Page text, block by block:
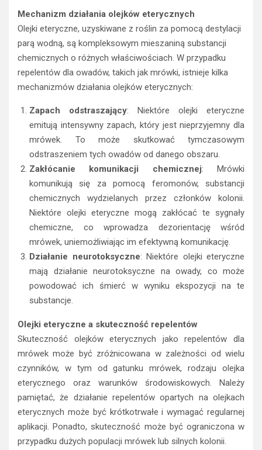
Mechanizm działania olejków eterycznych
Olejki eteryczne, uzyskiwane z roślin za pomocą destylacji
parą wodną, są kompleksowym mieszaniną substancji
chemicznych o różnych właściwościach. W przypadku
repelentów dla owadów, takich jak mrówki, istnieje kilka
mechanizmów działania olejków eterycznych:
Zapach odstraszający: Niektóre olejki eteryczne
emitują intensywny zapach, który jest nieprzyjemny dla
mrówek. To może skutkować tymczasowym
odstraszeniem tych owadów od danego obszaru.
Zakłócanie komunikacji chemicznej: Mrówki
komunikują się za pomocą feromonów, substancji
chemicznych wydzielanych przez członków kolonii.
Niektóre olejki eteryczne mogą zakłócać te sygnały
chemiczne, co wprowadza dezorientację wśród
mrówek, uniemożliwiając im efektywną komunikację.
Działanie neurotoksyczne: Niektóre olejki eteryczne
mają działanie neurotoksyczne na owady, co może
powodować ich śmierć w wyniku ekspozycji na te
substancje.
Olejki eteryczne a skuteczność repelentów
Skuteczność olejków eterycznych jako repelentów dla
mrówek może być zróżnicowana w zależności od wielu
czynników, w tym od gatunku mrówek, rodzaju olejka
eterycznego oraz warunków środowiskowych. Należy
pamiętać, że działanie repelentów opartych na olejkach
eterycznych może być krótkotrwałe i wymagać regularnej
aplikacji. Ponadto, skuteczność może być ograniczona w
przypadku dużych populacji mrówek lub silnych kolonii.